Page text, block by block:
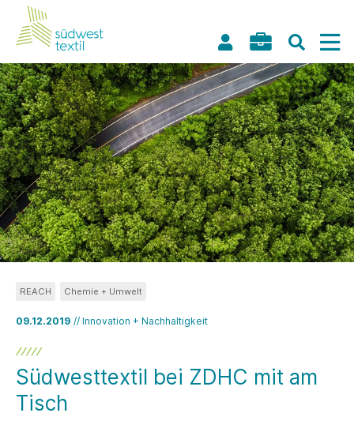
09.12.2019 // Innovation + Nachhaltigkeit
REACH Chemie + Umwelt
Südwesttextil bei ZDHC mit am
Tisch